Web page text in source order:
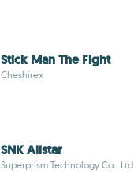
Stick Man The Fight
Cheshirex
SNK Allstar
Superprism Technology Co., Ltd